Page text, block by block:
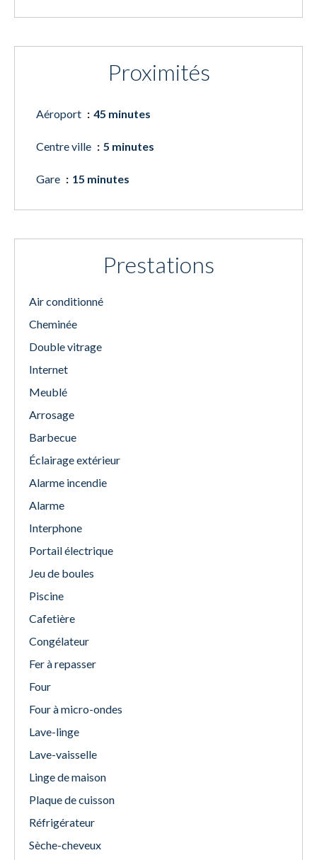
Proximités
Aéroport 45 minutes
Centre ville 5 minutes
Gare 15 minutes
Prestations
Air conditionné
Cheminée
Double vitrage
Internet
Meublé
Arrosage
Barbecue
Éclairage extérieur
Alarme incendie
Alarme
Interphone
Portail électrique
Jeu de boules
Piscine
Cafetière
Congélateur
Fer à repasser
Four
Four à micro-ondes
Lave-linge
Lave-vaisselle
Linge de maison
Plaque de cuisson
Réfrigérateur
Sèche-cheveux